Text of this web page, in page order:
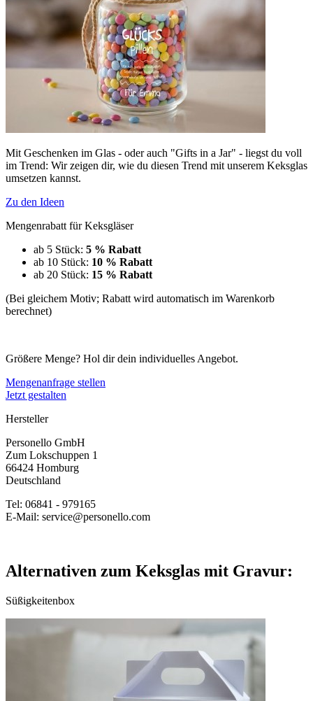
Mit Geschenken im Glas - oder auch "Gifts in a Jar" - liegst du voll
im Trend: Wir zeigen dir, wie du diesen Trend mit unserem Keksglas
umsetzen kannst.
Zu den Ideen
Mengenrabatt für Keksgläser
ab 5 Stück: 5 % Rabatt
ab 10 Stück: 10 % Rabatt
ab 20 Stück: 15 % Rabatt
(Bei gleichem Motiv; Rabatt wird automatisch im Warenkorb
berechnet)
Größere Menge? Hol dir dein individuelles Angebot.
Mengenanfrage stellen
Jetzt gestalten
Hersteller
Personello GmbH
Zum Lokschuppen 1
66424 Homburg
Deutschland
Tel: 06841 - 979165
E-Mail: service@personello.com
Alternativen zum Keksglas mit Gravur:
Süßigkeitenbox